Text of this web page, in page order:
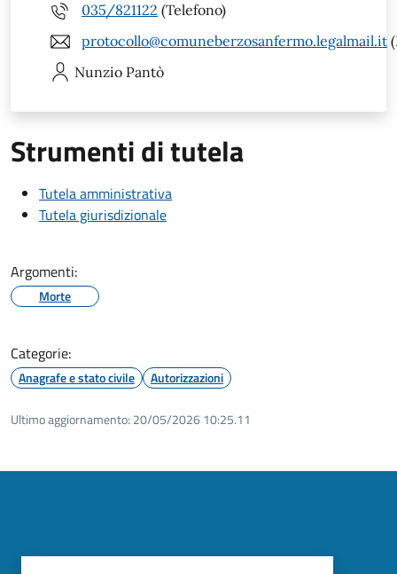
035/821122 (Telefono)
protocollo@comuneberzosanfermo.legalmail.it
Nunzio Pantò
Strumenti di tutela
Tutela amministrativa
Tutela giurisdizionale
Argomenti:
Morte
Categorie:
Anagrafe e stato civile Autorizzazioni
Ultimo aggiornamento: 20/05/2026 10:25.11